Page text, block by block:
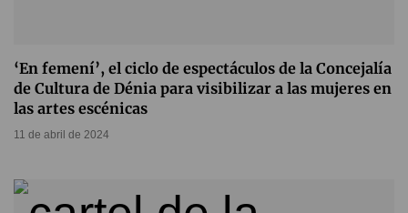
‘En femení’, el ciclo de espectáculos de la Concejalía
de Cultura de Dénia para visibilizar a las mujeres en
las artes escénicas
11 de abril de 2024